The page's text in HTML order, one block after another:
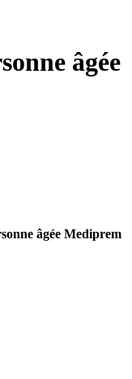
âgée
âgée Mediprem